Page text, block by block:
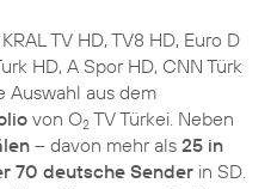
TV HD, TV8 HD, Euro D
HD, A Spor HD, CNN Türk
Auswahl aus dem
von O2 TV Türkei. Neben
– davon mehr als 25 in
70 deutsche Sender in SD.